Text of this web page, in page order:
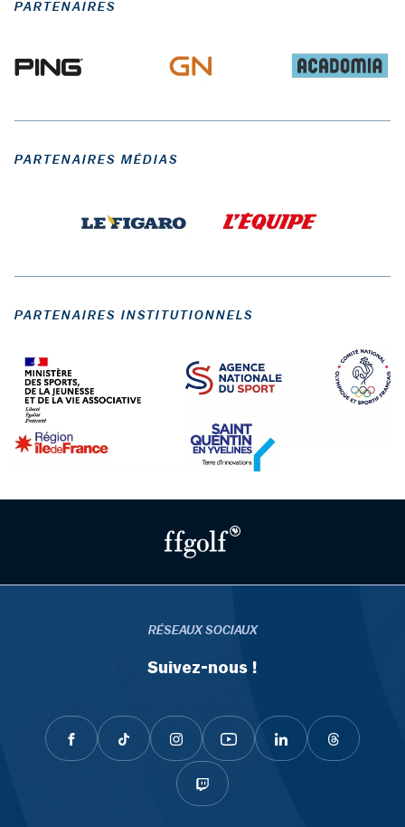
PARTENAIRES
PARTENAIRES MÉDIAS
PARTENAIRES INSTITUTIONNELS
RÉSEAUX SOCIAUX
Suivez-nous !